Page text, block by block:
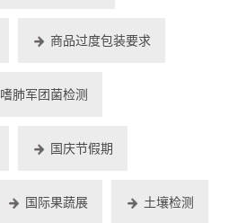
商品过度包装要求
嗜肺军团菌检测
国庆节假期
国际果蔬展 土壤检测